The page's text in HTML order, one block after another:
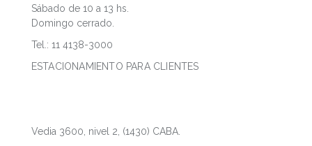
Sábado de 10 a 13 hs.
Domingo cerrado.
Tel.: 11 4138-3000
ESTACIONAMIENTO PARA CLIENTES
Vedia 3600, nivel 2, (1430) CABA.